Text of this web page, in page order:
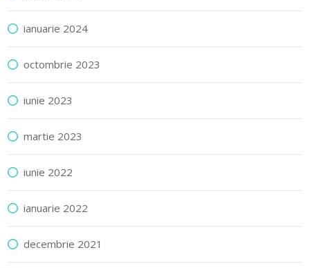
ianuarie 2024
octombrie 2023
iunie 2023
martie 2023
iunie 2022
ianuarie 2022
decembrie 2021